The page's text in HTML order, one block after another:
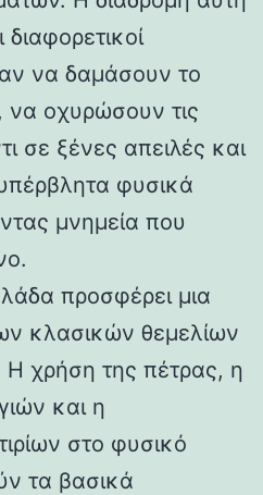
να δαμάσουν το
να οχυρώσουν τις
σε ξένες απειλές και
φυσικά
μνημεία που
προσφέρει μια
κλασικών θεμελίων
Η χρήση της πέτρας, η
και η
στο φυσικό
τα βασικά